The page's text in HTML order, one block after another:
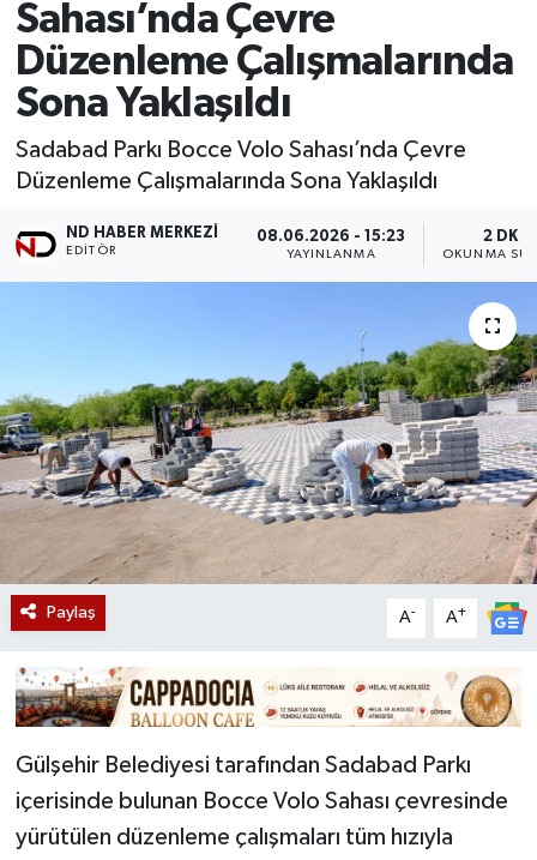
Sahası’nda Çevre
Düzenleme Çalışmalarında
Sona Yaklaşıldı
Sadabad Parkı Bocce Volo Sahası’nda Çevre
Düzenleme Çalışmalarında Sona Yaklaşıldı
ND HABER MERKEZI
EDITÖR
08.06.2026 - 15:23
YAYINLANMA
2 DK
OKUNMA
Paylaş A- A+
Gülşehir Belediyesi tarafından Sadabad Parkı
içerisinde bulunan Bocce Volo Sahası çevresinde
yürütülen düzenleme çalışmaları tüm hızıyla